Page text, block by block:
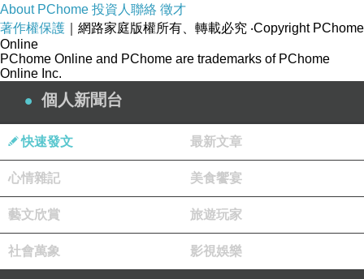
About PChome 投資人聯絡 徵才
著作權保護 ｜網路家庭版權所有、轉載必究 ‧Copyright PChome
Online
PChome Online and PChome are trademarks of PChome
Online Inc.
個人新聞台
快速發文 最新文章
心情雜記 美食饗宴
藝文欣賞 旅遊玩家
社會萬象 影視娛樂